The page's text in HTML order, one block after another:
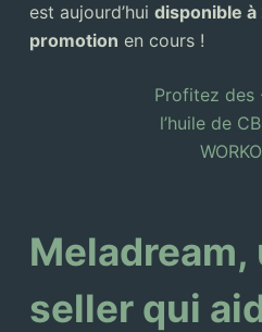
est aujourd’hui disponible
promotion en cours !
Profitez des
l’huile de
seller qui